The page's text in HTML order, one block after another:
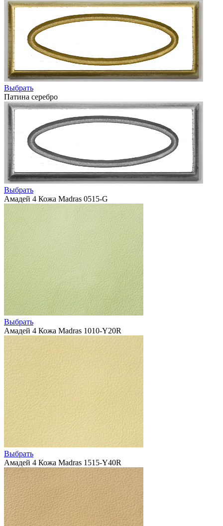
Выбрать
Патина серебро
Выбрать
Амадей 4 Кожа Madras 0515-G
Выбрать
Амадей 4 Кожа Madras 1010-Y20R
Выбрать
Амадей 4 Кожа Madras 1515-Y40R